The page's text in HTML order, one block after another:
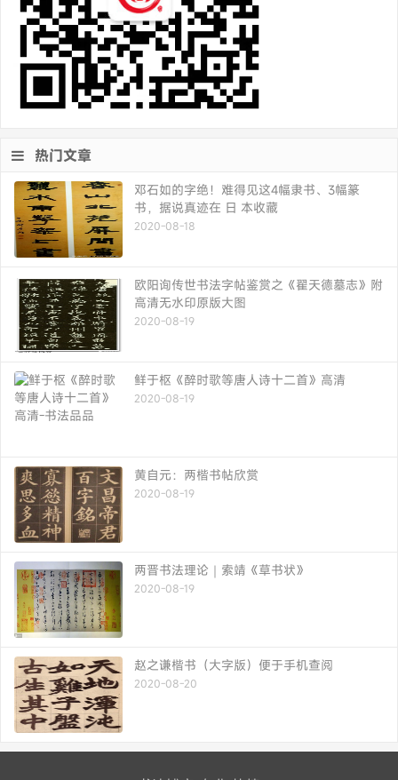
热门文章
邓石如的字绝！难得见这4幅隶书、3幅篆
书，据说真迹在 日 本收藏
2020-08-18
欧阳询传世书法字帖鉴赏之《翟天德墓志》附
高清无水印原版大图
2020-08-19
鲜于枢《醉时歌等唐人诗十二首》高清
2020-08-19
黄自元：两楷书帖欣赏
2020-08-19
两晋书法理论｜索靖《草书状》
2020-08-19
赵之谦楷书（大字版）便于手机查阅
2020-08-20